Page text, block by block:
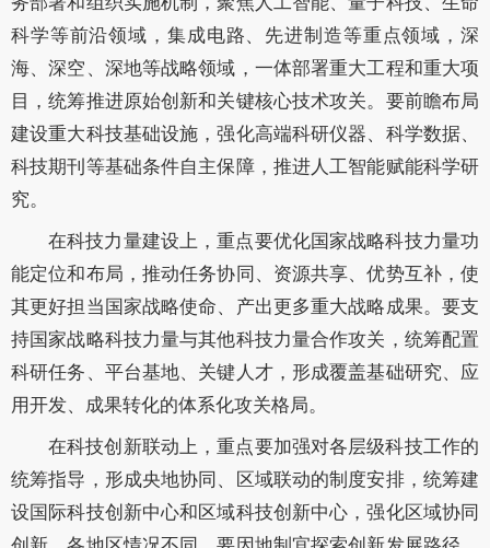
科学等前沿领域，集成电路、先进制造等重点领域，深
海、深空、深地等战略领域，一体部署重大工程和重大项
目，统筹推进原始创新和关键核心技术攻关。要前瞻布局
建设重大科技基础设施，强化高端科研仪器、科学数据、
科技期刊等基础条件自主保障，推进人工智能赋能科学研
究。
在科技力量建设上，重点要优化国家战略科技力量功
能定位和布局，推动任务协同、资源共享、优势互补，使
其更好担当国家战略使命、产出更多重大战略成果。要支
持国家战略科技力量与其他科技力量合作攻关，统筹配置
科研任务、平台基地、关键人才，形成覆盖基础研究、应
用开发、成果转化的体系化攻关格局。
在科技创新联动上，重点要加强对各层级科技工作的
统筹指导，形成央地协同、区域联动的制度安排，统筹建
设国际科技创新中心和区域科技创新中心，强化区域协同